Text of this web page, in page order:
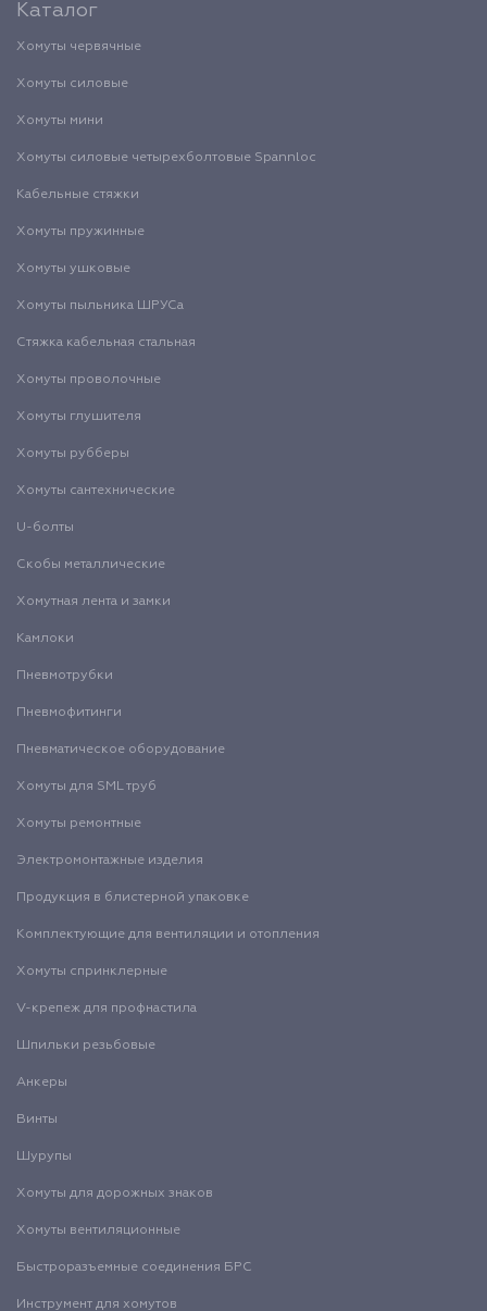
Каталог
Хомуты червячные
Хомуты силовые
Хомуты мини
Хомуты силовые четырехболтовые Spannloc
Кабельные стяжки
Хомуты пружинные
Хомуты ушковые
Хомуты пыльника ШРУСа
Стяжка кабельная стальная
Хомуты проволочные
Хомуты глушителя
Хомуты рубберы
Хомуты сантехнические
U-болты
Скобы металлические
Хомутная лента и замки
Камлоки
Пневмотрубки
Пневмофитинги
Пневматическое оборудование
Хомуты для SML труб
Хомуты ремонтные
Электромонтажные изделия
Продукция в блистерной упаковке
Комплектующие для вентиляции и отопления
Хомуты спринклерные
V-крепеж для профнастила
Шпильки резьбовые
Анкеры
Винты
Шурупы
Хомуты для дорожных знаков
Хомуты вентиляционные
Быстроразъемные соединения БРС
Инструмент для хомутов